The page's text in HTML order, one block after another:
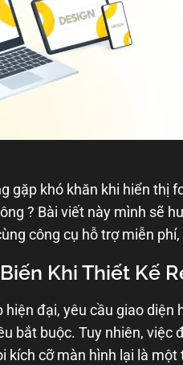
gặp khó khăn khi hiển thị
? Bài viết này mình sẽ
công cụ hỗ trợ miễn
Khi Thiết Kế
hiện đại, yêu cầu giao
bắt buộc. Tuy nhiên,
kích cỡ màn hình lại là một